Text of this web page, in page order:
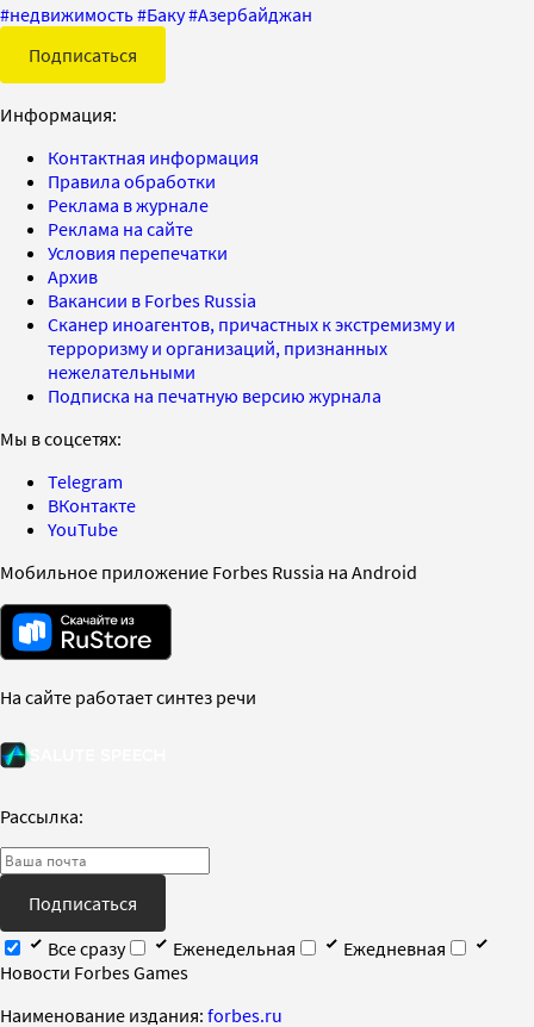
#недвижимость#Баку#Азербайджан
Подписаться
Информация:
Контактная информация
Правила обработки
Реклама в журнале
Реклама на сайте
Условия перепечатки
Архив
Вакансии в Forbes Russia
Сканер иноагентов, причастных к экстремизму и
терроризму и организаций, признанных
нежелательными
Подписка на печатную версию журнала
Мы в соцсетях:
Telegram
ВКонтакте
YouTube
Мобильное приложение Forbes Russia на Android
На сайте работает синтез речи
Рассылка:
Подписаться
Все сразу
Еженедельная
Ежедневная
Новости Forbes Games
Наименование издания: forbes.ru